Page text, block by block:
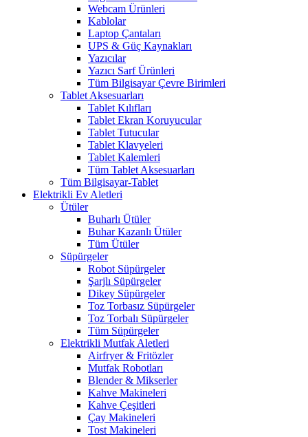
Webcam Ürünleri
Kablolar
Laptop Çantaları
UPS & Güç Kaynakları
Yazıcılar
Yazıcı Sarf Ürünleri
Tüm Bilgisayar Çevre Birimleri
Tablet Aksesuarları
Tablet Kılıfları
Tablet Ekran Koruyucular
Tablet Tutucular
Tablet Klavyeleri
Tablet Kalemleri
Tüm Tablet Aksesuarları
Tüm Bilgisayar-Tablet
Elektrikli Ev Aletleri
Ütüler
Buharlı Ütüler
Buhar Kazanlı Ütüler
Tüm Ütüler
Süpürgeler
Robot Süpürgeler
Şarjlı Süpürgeler
Dikey Süpürgeler
Toz Torbasız Süpürgeler
Toz Torbalı Süpürgeler
Tüm Süpürgeler
Elektrikli Mutfak Aletleri
Airfryer & Fritözler
Mutfak Robotları
Blender & Mikserler
Kahve Makineleri
Kahve Çeşitleri
Çay Makineleri
Tost Makineleri